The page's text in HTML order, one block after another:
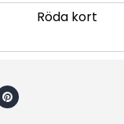
Röda kort